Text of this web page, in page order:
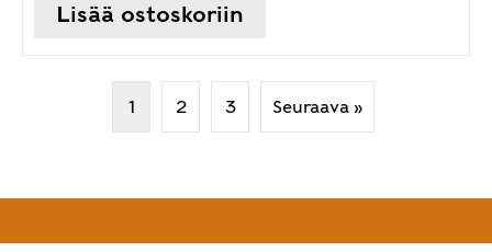
Lisää ostoskoriin
1 2 3 Seuraava »